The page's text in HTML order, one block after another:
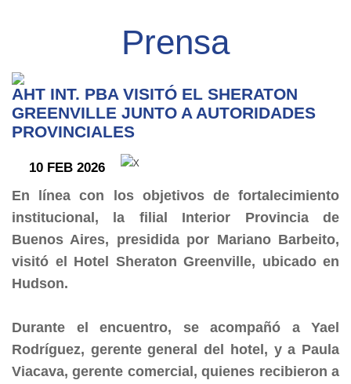
Prensa
AHT INT. PBA VISITÓ EL SHERATON
GREENVILLE JUNTO A AUTORIDADES
PROVINCIALES
10 FEB 2026
En línea con los objetivos de fortalecimiento
institucional, la filial Interior Provincia de
Buenos Aires, presidida por Mariano Barbeito,
visitó el Hotel Sheraton Greenville, ubicado en
Hudson.
Durante el encuentro, se acompañó a Yael
Rodríguez, gerente general del hotel, y a Paula
Viacava, gerente comercial, quienes recibieron a